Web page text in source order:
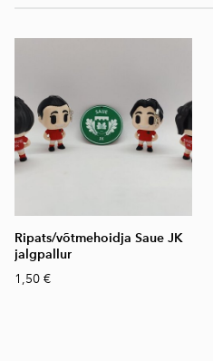
Ripats/võtmehoidja Saue JK
jalgpallur
1,50 €